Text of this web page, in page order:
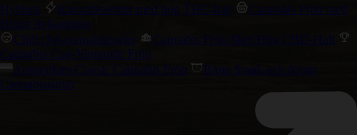
Hybrids
Kannabissorter med hög THC-halt
Cannabis Frön med
Högst Avkastning
Chill Out-cannabissorter
Cannabis Frön Med Hög CBD-Halt
Cannabis Cup-Vinnande Frön
Amsterdam Classic Cannabis Frön
Bästa Smak och Arom
Cannabissorter